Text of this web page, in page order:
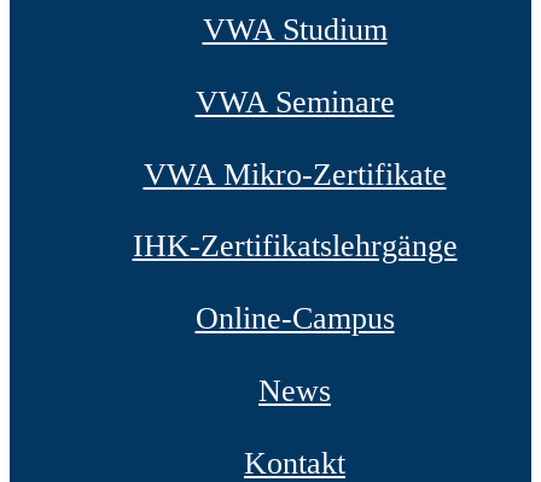
VWA Studium
VWA Seminare
VWA Mikro-Zertifikate
IHK-Zertifikatslehrgänge
Online-Campus
News
Kontakt